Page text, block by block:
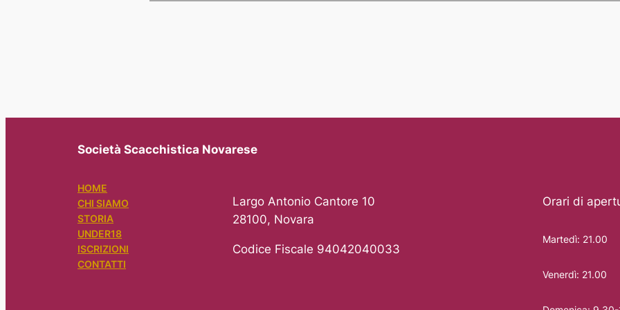
Società Scacchistica Novarese
HOME
CHI SIAMO
STORIA
UNDER18
ISCRIZIONI
CONTATTI
Largo Antonio Cantore 10
28100, Novara
Codice Fiscale 94042040033
Orari di
Martedì: 21.00
Venerdì: 21.00